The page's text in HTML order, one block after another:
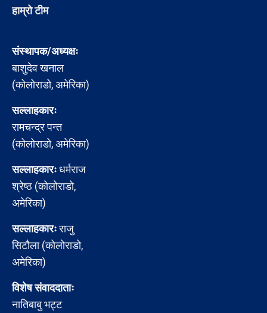
हाम्रो टीम
संस्थापक/अध्यक्षः
बाशुदेव खनाल
(कोलोराडो, अमेरिका)
सल्लाहकारः
रामचन्द्र पन्त
(कोलोराडो, अमेरिका)
सल्लाहकारःधर्मराज
श्रेष्ठ (कोलोराडो,
अमेरिका)
सल्लाहकारःराजु
सिटौला (कोलोराडो,
अमेरिका)
विशेष संवाददाताः
नातिबाबु भट्ट